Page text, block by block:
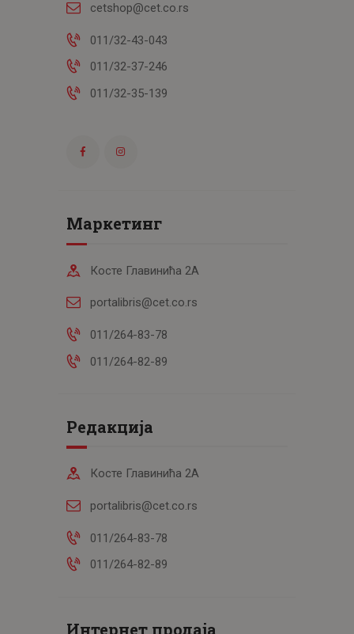
cetshop@cet.co.rs
011/32-43-043
011/32-37-246
011/32-35-139
Маркетинг
Косте Главинића 2А
portalibris@cet.co.rs
011/264-83-78
011/264-82-89
Редакција
Косте Главинића 2А
portalibris@cet.co.rs
011/264-83-78
011/264-82-89
Интернет продаја